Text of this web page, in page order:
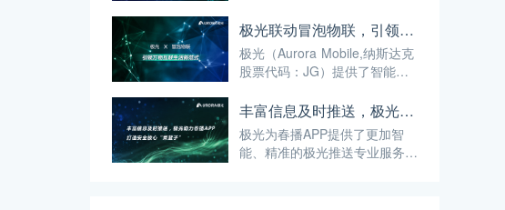
助柯尼卡美能达实现多渠道的客
户触达和互动需求。
极光联动冒泡物联，引领万物互联生活新范式
极光（Aurora Mobile,纳斯达克
股票代码：JG）提供了智能、
光推送（JPush），帮助冒泡物
联APP展开“万物互联”的美好画
卷。
丰富信息及时推送，极光助力春播APP打造安全放心“菜篮子”
极光为春播APP提供了更加智
能、精准的极光推送专业服务